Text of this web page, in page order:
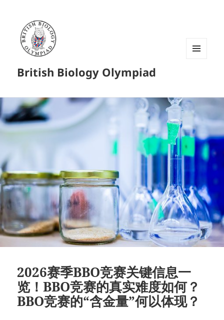
British Biology Olympiad
2026赛季BBO竞赛关键信息一
览！BBO竞赛的真实难度如何？
BBO竞赛的“含金量”何以体现？